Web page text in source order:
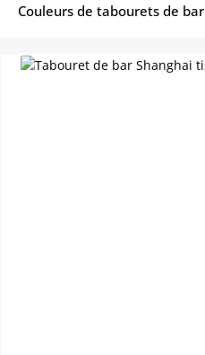
Couleurs de tabourets de bar